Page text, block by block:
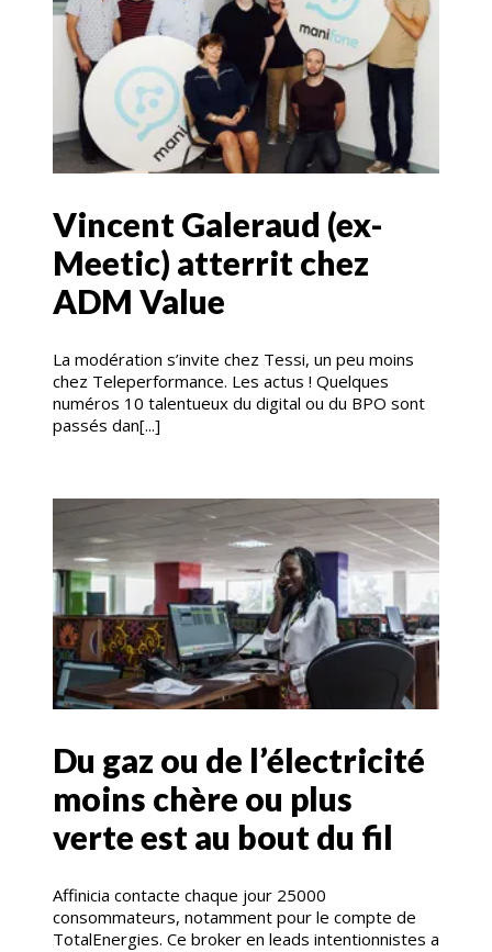
Vincent Galeraud (ex-
Meetic) atterrit chez
ADM Value
La modération s’invite chez Tessi, un peu moins
chez Teleperformance. Les actus ! Quelques
numéros 10 talentueux du digital ou du BPO sont
passés dan[...]
Du gaz ou de l’électricité
moins chère ou plus
verte est au bout du fil
Affinicia contacte chaque jour 25000
consommateurs, notamment pour le compte de
TotalEnergies. Ce broker en leads intentionnistes a